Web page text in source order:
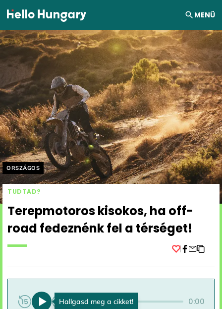
Ugrás a tartalomhoz MENÜ
Helyszín címkék:
ORSZÁGOS
TUDTAD?
Terepmotoros kisokos, ha off-
road fedeznénk fel a térséget!
0:00 0:00